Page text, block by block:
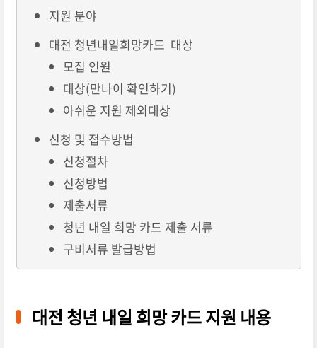
지원 분야
대전 청년내일희망카드 대상
모집 인원
대상(만나이 확인하기)
아쉬운 지원 제외대상
신청 및 접수방법
신청절차
신청방법
제출서류
청년 내일 희망 카드 제출 서류
구비서류 발급방법
대전 청년 내일 희망 카드 지원 내용